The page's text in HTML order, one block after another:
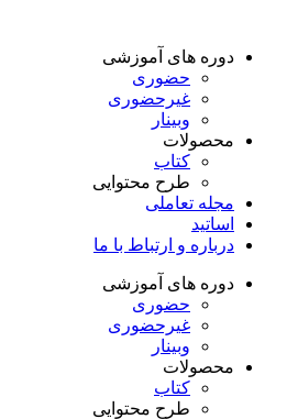
دوره های آموزشی
حضوری
غیرحضوری
وبینار
محصولات
کتاب
طرح محتوایی
مجله تعاملی
اساتید
درباره و ارتباط با ما
دوره های آموزشی
حضوری
غیرحضوری
وبینار
محصولات
کتاب
طرح محتوایی